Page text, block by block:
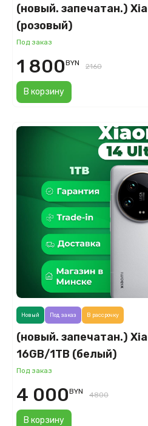
(новый. запечатан.)
(розовый)
Под заказ
В корзину
1 800BYN 2160
(новый. запечатан.)
16GB/1TB (белый)
Под заказ
В корзину
Новый Под заказ В рассрочку
4 000BYN 4800